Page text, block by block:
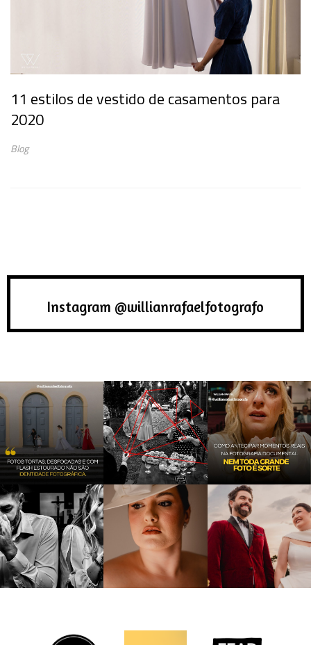
11 estilos de vestido de casamentos para
2020
Blog
Instagram @willianrafaelfotografo